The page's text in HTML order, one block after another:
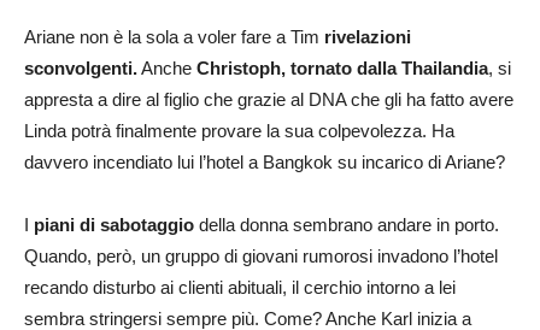
Ariane non è la sola a voler fare a Tim rivelazioni
sconvolgenti.Anche Christoph, tornato dalla Thailandia, si
appresta a dire al figlio che grazie al DNA che gli ha fatto avere
Linda potrà finalmente provare la sua colpevolezza. Ha
davvero incendiato lui l’hotel a Bangkok su incarico di Ariane?
I piani di sabotaggio della donna sembrano andare in porto.
Quando, però, un gruppo di giovani rumorosi invadono l’hotel
recando disturbo ai clienti abituali, il cerchio intorno a lei
sembra stringersi sempre più. Come? Anche Karl inizia a